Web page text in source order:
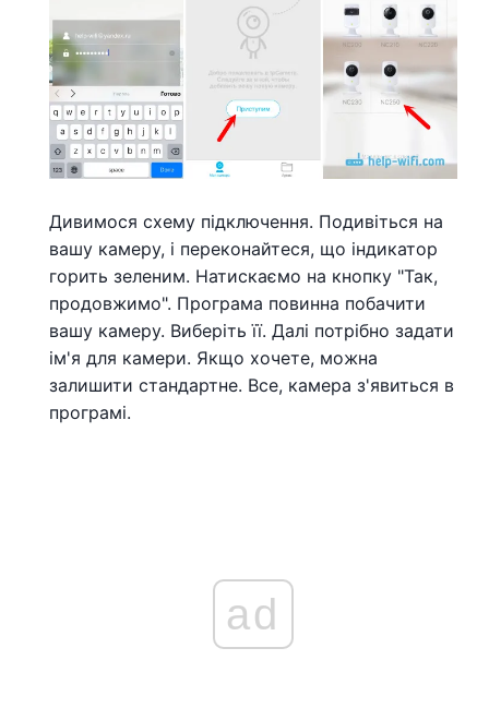
Дивимося схему підключення. Подивіться на
вашу камеру, і переконайтеся, що індикатор
горить зеленим. Натискаємо на кнопку "Так,
продовжимо". Програма повинна побачити
вашу камеру. Виберіть її. Далі потрібно задати
ім'я для камери. Якщо хочете, можна
залишити стандартне. Все, камера з'явиться в
програмі.
ad